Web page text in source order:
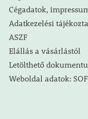
Cégadatok,
Adatkezelési
ASZF
Elállás a vásárlástól
Letölthető
Weboldal adatok: